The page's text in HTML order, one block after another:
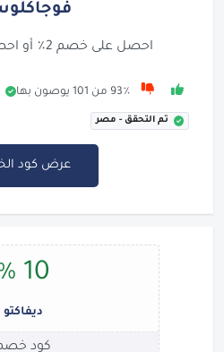
احصل على خصم 2٪ أو احصل علي خصم 4٪ .
93٪ من 101 يوصون بها
تم التحقق - مصر
عرض كود
10 %
ديفاكتو
كود خصم